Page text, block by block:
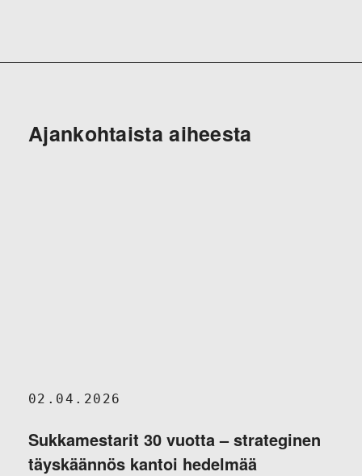
Ajankohtaista aiheesta
02.04.2026
Sukkamestarit 30 vuotta – strateginen
täyskäännös kantoi hedelmää